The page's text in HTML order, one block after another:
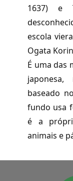
1637) e
escola
Ogata
É uma das
baseado
fundo usa
é a
animais e